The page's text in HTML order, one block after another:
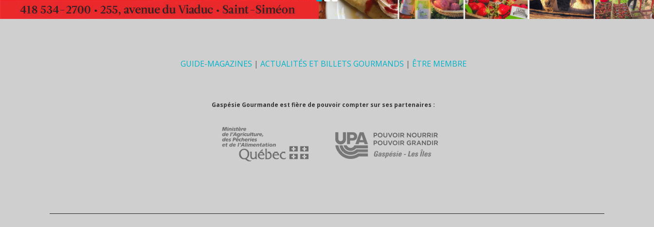
GUIDE-MAGAZINES | ACTUALITÉS ET BILLETS GOURMANDS | ÊTRE MEMBRE
Gaspésie Gourmande est fière de pouvoir compter sur ses partenaires :